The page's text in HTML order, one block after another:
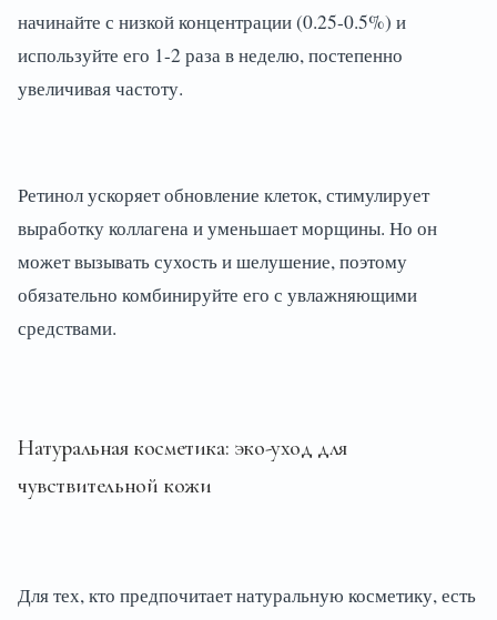
начинайте с низкой концентрации (0.25-0.5%) и
используйте его 1-2 раза в неделю, постепенно
увеличивая частоту.
Ретинол ускоряет обновление клеток, стимулирует
выработку коллагена и уменьшает морщины. Но он
может вызывать сухость и шелушение, поэтому
обязательно комбинируйте его с увлажняющими
средствами.
Натуральная косметика: эко-уход для
чувствительной кожи
Для тех, кто предпочитает натуральную косметику, есть